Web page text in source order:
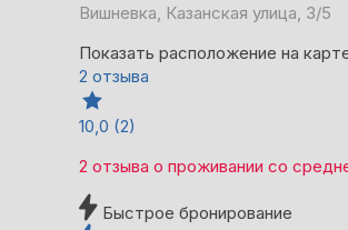
Вишневка, Казанская улица, 3/5
Показать расположение на
2 отзыва
10,0 (2)
2 отзыва о проживании со
Быстрое бронирование